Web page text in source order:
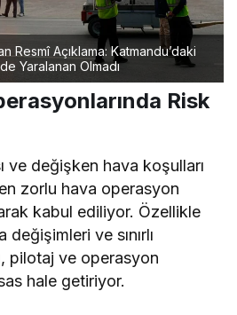
Resmî Açıklama: Katmandu’daki
Yaralanan Olmadı
Risk
ve değişken hava koşulları
zorlu hava operasyon
kabul ediliyor. Özellikle
ve sınırlı
pilotaj ve operasyon
hale getiriyor.